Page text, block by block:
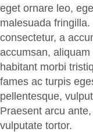
Applications
Contact Us
Request Quotation
eget ornare leo,
malesuada
consectetur, a
accumsan,
habitant morbi
fames ac turpis
pellentesque,
Praesent arcu
vulputate tortor.